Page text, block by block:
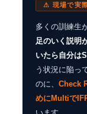
⚠ 現場で実
多くの訓練生
足のいく説明
いたら自分は
う状況に陥っ
のに、 Check
めにMultiで